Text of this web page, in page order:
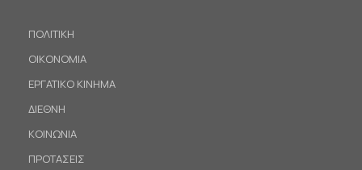
ΠΟΛΙΤΙΚΗ
ΟΙΚΟΝΟΜΙΑ
ΕΡΓΑΤΙΚΟ ΚΙΝΗΜΑ
ΔΙΕΘΝΗ
ΚΟΙΝΩΝΙΑ
ΠΡΟΤΑΣΕΙΣ